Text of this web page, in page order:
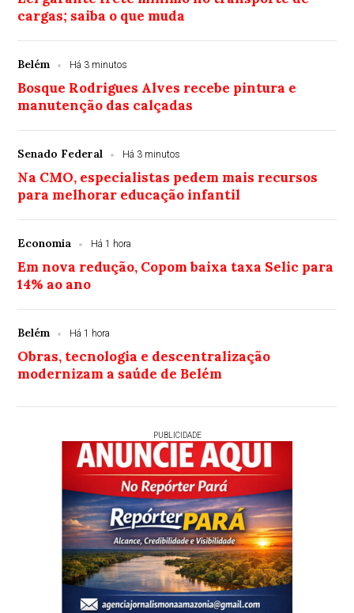
cargas; saiba o que muda
Belém Há 3 minutos
Bosque Rodrigues Alves recebe pintura e
manutenção das calçadas
Senado Federal Há 3 minutos
Na CMO, especialistas pedem mais recursos
para melhorar educação infantil
Economia Há 1 hora
Em nova redução, Copom baixa taxa Selic para
14% ao ano
Belém Há 1 hora
Obras, tecnologia e descentralização
modernizam a saúde de Belém
PUBLICIDADE